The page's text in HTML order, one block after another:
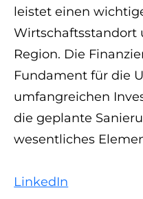
leistet einen
Wirtschaftsstandort
Region. Die
Fundament für die
umfangreichen
die geplante
wesentliches
LinkedIn